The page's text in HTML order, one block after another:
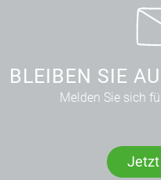
BLEIBEN SIE
Melden Sie sich
Jetzt